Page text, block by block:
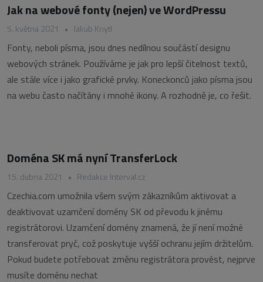
Jak na webové fonty (nejen) ve WordPressu
5. května 2021 • Jakub Knytl
Fonty, neboli písma, jsou dnes nedílnou součástí designu
webových stránek. Používáme je jak pro lepší čitelnost textů,
ale stále více i jako grafické prvky. Koneckonců jako písma jsou
na webu často načítány i mnohé ikony. A rozhodně je, co řešit.
Doména SK má nyní TransferLock
15. dubna 2021 • Redakce Interval.cz
Czechia.com umožnila všem svým zákazníkům aktivovat a
deaktivovat uzamčení domény SK od převodu k jinému
registrátorovi. Uzamčení domény znamená, že jí není možné
transferovat pryč, což poskytuje vyšší ochranu jejím držitelům.
Pokud budete potřebovat změnu registrátora provést, nejprve
musíte doménu nechat